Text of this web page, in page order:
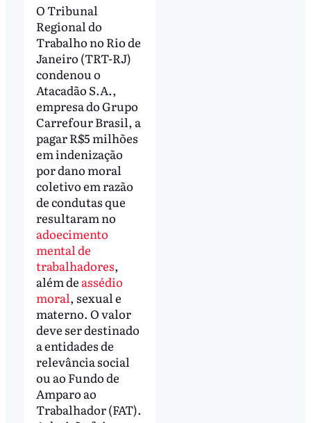
O Tribunal
Regional do
Trabalho no Rio de
Janeiro (TRT-RJ)
condenou o
Atacadão S.A.,
empresa do Grupo
Carrefour Brasil, a
pagar R$5 milhões
em indenização
por dano moral
coletivo em razão
de condutas que
resultaram no
adoecimento
mental de
trabalhadores,
além de assédio
moral, sexual e
materno. O valor
deve ser destinado
a entidades de
relevância social
ou ao Fundo de
Amparo ao
Trabalhador (FAT).